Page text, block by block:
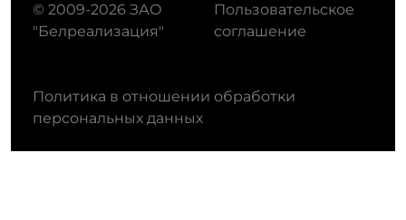
© 2009-2026 ЗАО
"Белреализация"
Пользовательское
соглашение
Политика в отношении обработки
персональных данных